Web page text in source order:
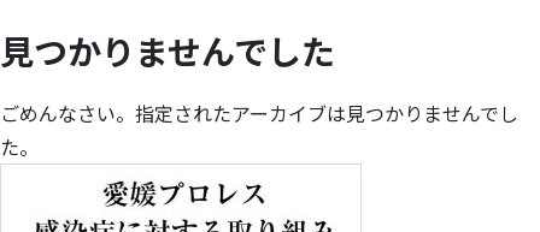
見つかりませんでした
ごめんなさい。指定されたアーカイブは見つかりませんでし
た。